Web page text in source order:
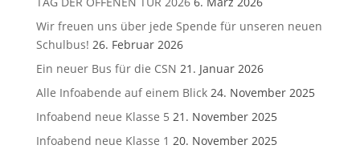
Wir freuen uns über jede Spende für unseren neuen
Schulbus! 26. Februar 2026
Ein neuer Bus für die CSN 21. Januar 2026
Alle Infoabende auf einem Blick 24. November 2025
Infoabend neue Klasse 5 21. November 2025
Infoabend neue Klasse 1 20. November 2025